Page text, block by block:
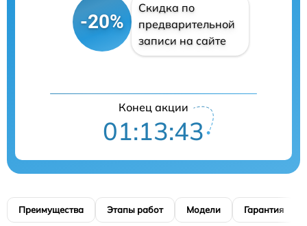
-20%
Скидка по
предварительной
записи на сайте
Конец акции
01:13:42
Преимущества Этапы работ Модели Гарантия